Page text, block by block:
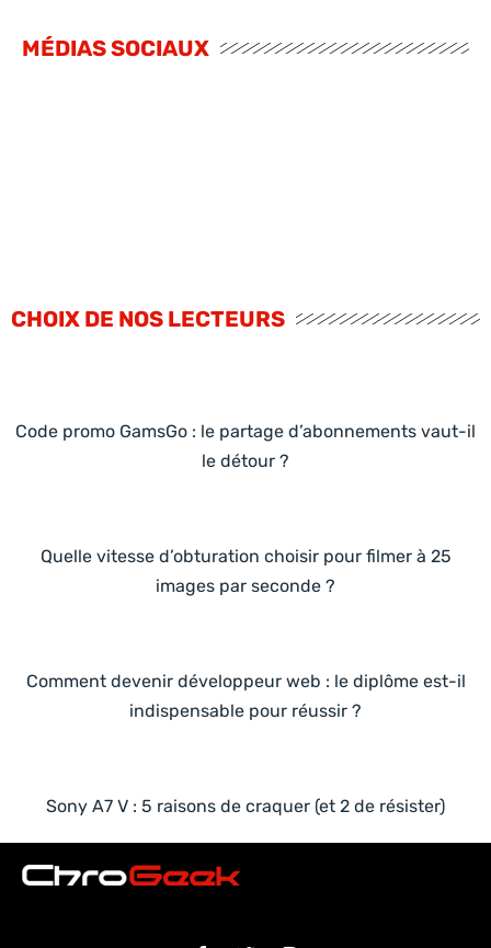
MÉDIAS SOCIAUX
CHOIX DE NOS LECTEURS
Code promo GamsGo : le partage d’abonnements vaut-il
le détour ?
Quelle vitesse d’obturation choisir pour filmer à 25
images par seconde ?
Comment devenir développeur web : le diplôme est-il
indispensable pour réussir ?
Sony A7 V : 5 raisons de craquer (et 2 de résister)